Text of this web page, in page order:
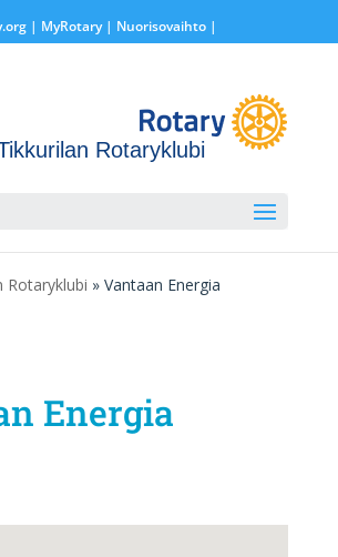
| MyRotary | Nuorisovaihto|
Rotaryklubi
Rotaryklubi » Vantaan Energia
Energia